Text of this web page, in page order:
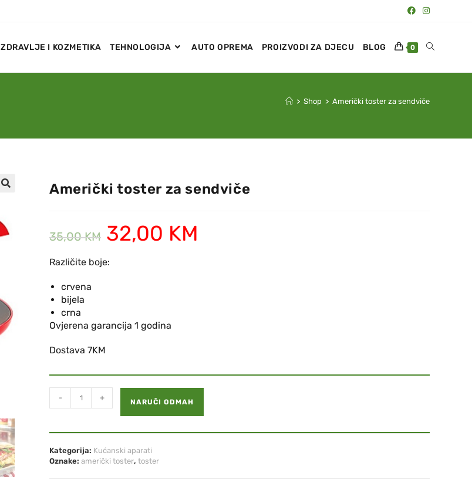
ZDRAVLJE I KOZMETIKA TEHNOLOGIJA AUTO OPREMA PROIZVODI ZA DJECU BLOG 0
> Shop > Američki toster za sendviče
Američki toster za sendviče
35,00KM 32,00 KM
Različite boje:
crvena
bijela
crna
Ovjerena garancija 1 godina
Dostava 7KM
- + NARUČI ODMAH
Kategorija: Kućanski aparati
Oznake: američki toster, toster